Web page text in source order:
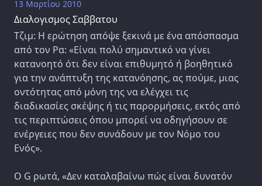
13 Μαρτίου 2010
Διαλογισμος Σαββατου
Τζιμ: Η ερώτηση απόψε ξεκινά με ένα απόσπασμα
από τον Ρα: «Είναι πολύ σημαντικό να γίνει
κατανοητό ότι δεν είναι επιθυμητό ή βοηθητικό
για την ανάπτυξη της κατανόησης, ας πούμε, μιας
οντότητας από μόνη της να ελέγχει τις
διαδικασίες σκέψης ή τις παρορμήσεις, εκτός από
τις περιπτώσεις όπου μπορεί να οδηγήσουν σε
ενέργειες που δεν συνάδουν με τον Νόμο του
Ενός».
Ο G ρωτά, «Δεν καταλαβαίνω πώς είναι δυνατόν